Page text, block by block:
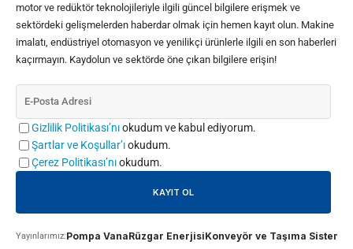
motor ve redüktör teknolojileriyle ilgili güncel bilgilere erişmek ve
sektördeki gelişmelerden haberdar olmak için hemen kayıt olun. Makine
imalatı, endüstriyel otomasyon ve yenilikçi ürünlerle ilgili en son haberleri
kaçırmayın. Kaydolun ve sektörde öne çıkan bilgilere erişin!
Gizlilik Politikası’nıokudum ve kabul ediyorum.
Şartlar ve Koşullar’ıokudum.
Çerez Politikası’nıokudum.
Yayınlarımız:Pompa VanaRüzgar EnerjisiKonveyör ve Taşıma